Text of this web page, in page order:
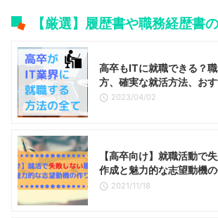
【厳選】履歴書や職務経歴書
高卒もITに就職できる？
方、確実な就活方法、お
2023/04/02
【高卒向け】就職活動で
作成と魅力的な志望動機
2021/11/18